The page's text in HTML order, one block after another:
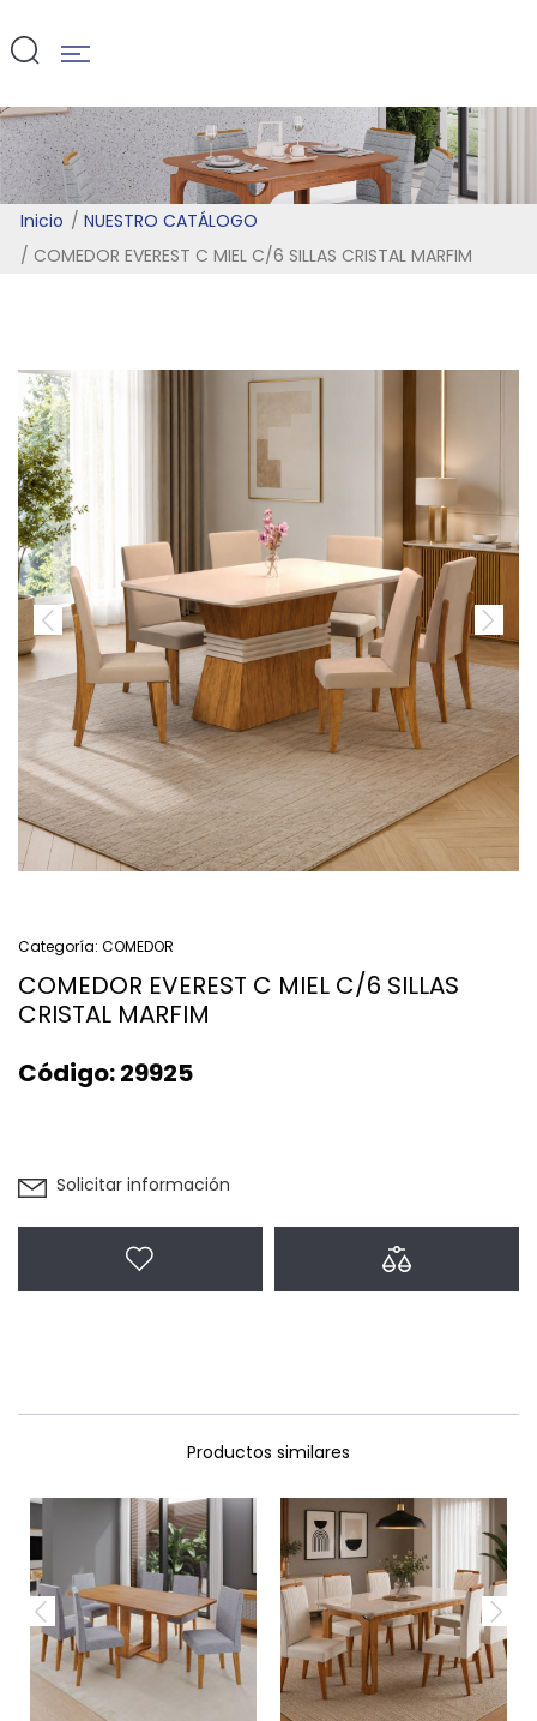
Inicio
NUESTRO CATÁLOGO
COMEDOR EVEREST C MIEL C/6 SILLAS CRISTAL MARFIM
Categoría: COMEDOR
COMEDOR EVEREST C MIEL C/6 SILLAS
CRISTAL MARFIM
Código:29925
Solicitar información
Productos similares